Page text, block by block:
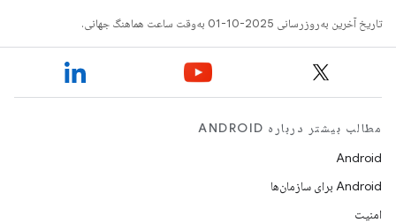
تاریخ آخرین به‌روزرسانی 2025-10-01 به‌وقت ساعت هماهنگ جهانی.
مطالب بیشتر درباره ANDROID
Android
Android برای سازمان‌ها
امنیت